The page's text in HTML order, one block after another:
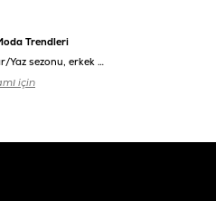
Trendleri
2026 İlkbahar/Yaz sezonu, erkek modasında daha sade ama daha bilinçli bir stile işaret ediyor.
için